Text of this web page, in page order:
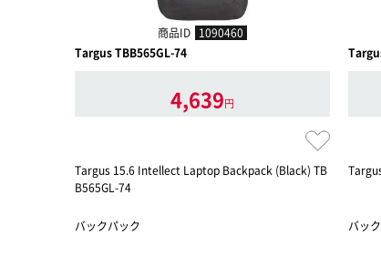
商品ID 1090460
Targus TBB565GL-74
4,639円
Targus 15.6 Intellect Laptop Backpack (Black) TB
B565GL-74
バックパック バッ